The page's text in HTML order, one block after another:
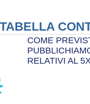
COME
RELATIVI AL